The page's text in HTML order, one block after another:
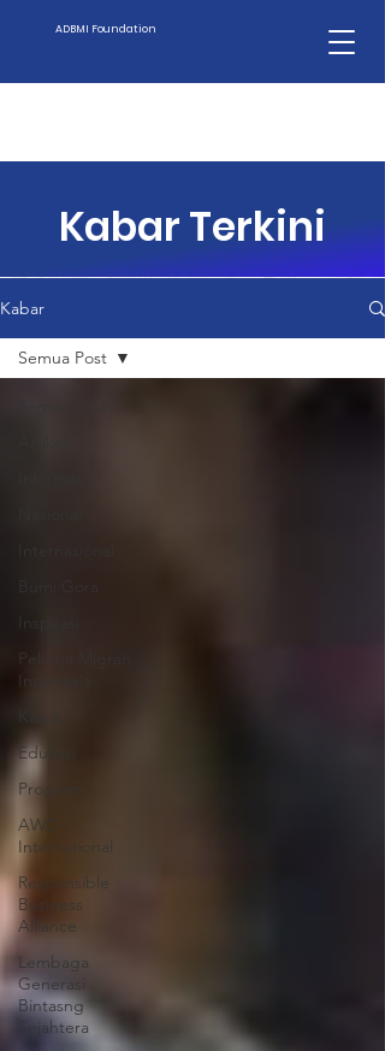
ADBMI Foundation
Kabar Terkini
Kabar
Pekerja Migran
Indonesia
Edukasi
Program
AWO
International
Responsible
Business
Alliance
Lembaga
Generasi
Bintasng
Sejahtera
Semua Post